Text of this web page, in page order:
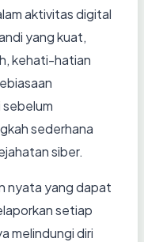
aktivitas digital
yang kuat,
kehati-hatian
sebelum
sederhana
siber.
nyata yang dapat
setiap
melindungi diri